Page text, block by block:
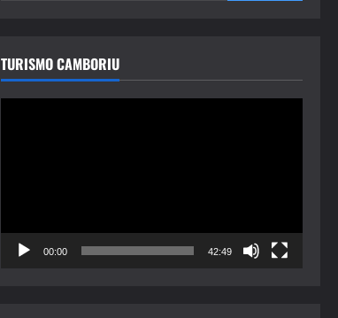
TURISMO CAMBORIU
00:00 42:49